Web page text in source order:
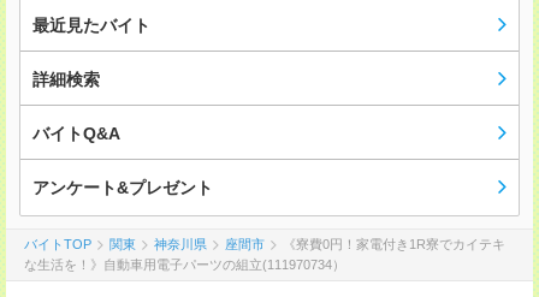
最近見たバイト
詳細検索
バイトQ&A
アンケート&プレゼント
バイトTOP 関東 神奈川県 座間市
《寮費0円！家電付き1R寮でカイテキ
な生活を！》自動車用電子パーツの組立(111970734）